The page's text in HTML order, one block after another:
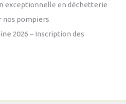
exceptionnelle en déchetterie
nos pompiers
2026 – Inscription des